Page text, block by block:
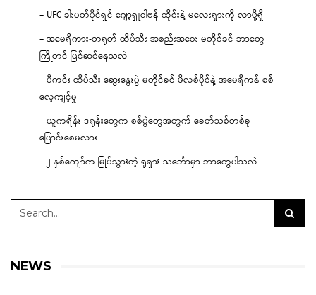
– UFC ခါးပတ်ပိုင်ရှင် ဂျော့ရှူဝါဗန် ထိုင်းနဲ့ မလေးရှားကို လာဖို့ရှိ
– အမေရိကား-တရုတ် ထိပ်သီး အစည်းအဝေး မတိုင်ခင် ဘာတွေ
ကြိုတင် ပြင်ဆင်နေသလဲ
– ပီကင်း ထိပ်သီး ဆွေးနွေးပွဲ မတိုင်ခင် ဖိလစ်ပိုင်နဲ့ အမေရိကန် စစ်
လေ့ကျင့်မှု
– ယူကရိန်း ဒရုန်းတွေက စစ်ပွဲတွေအတွက် ခေတ်သစ်တစ်ခု
ပြောင်းစေမလား
– ၂ နှစ်ကျော်က မြုပ်သွားတဲ့ ရုရှား သင်္ဘောမှာ ဘာတွေပါသလဲ
NEWS